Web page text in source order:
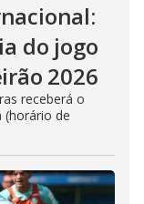
do jogo
2026
receberá o
(horário de